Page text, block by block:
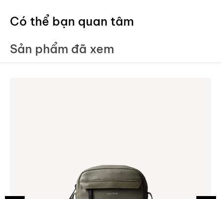
Có thể bạn quan tâm
Sản phẩm đã xem